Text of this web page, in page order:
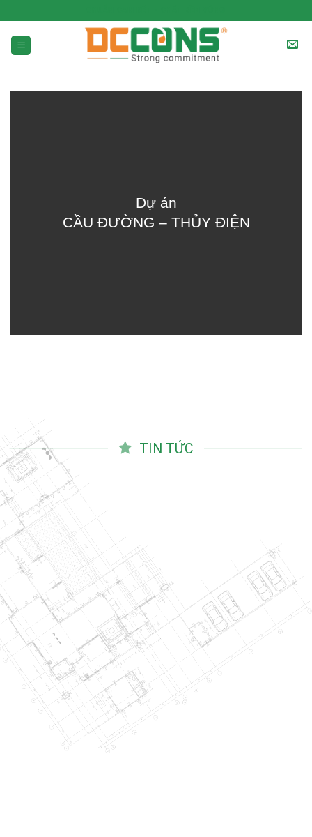
Dự án
CẦU ĐƯỜNG – THỦY ĐIỆN
TIN TỨC
LỄ TRAO QUYẾT ĐỊNH VÀ BỔ NHIỆM PHÓ TỔNG GIÁM ĐỐC
03
Th10